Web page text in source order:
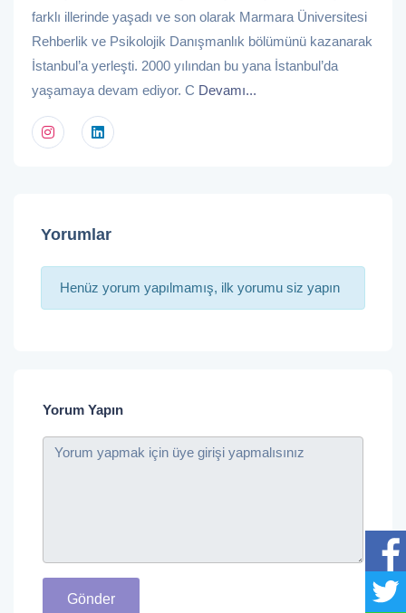
farklı illerinde yaşadı ve son olarak Marmara Üniversitesi
Rehberlik ve Psikolojik Danışmanlık bölümünü kazanarak
İstanbul’a yerleşti. 2000 yılından bu yana İstanbul’da
yaşamaya devam ediyor. C Devamı...
Yorumlar
Henüz yorum yapılmamış, ilk yorumu siz yapın
Yorum Yapın
Gönder